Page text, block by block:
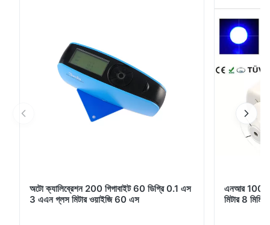
অটো ক্যালিব্রেশন 200 গিগাবাইট 60 ডিগ্রি 0.1 এস
3 এএন গ্লস মিটার ওয়াইজি 60 এস
এনআর 100
মিটার 8 মিমি